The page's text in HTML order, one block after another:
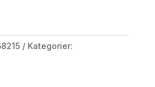
Kategorier: